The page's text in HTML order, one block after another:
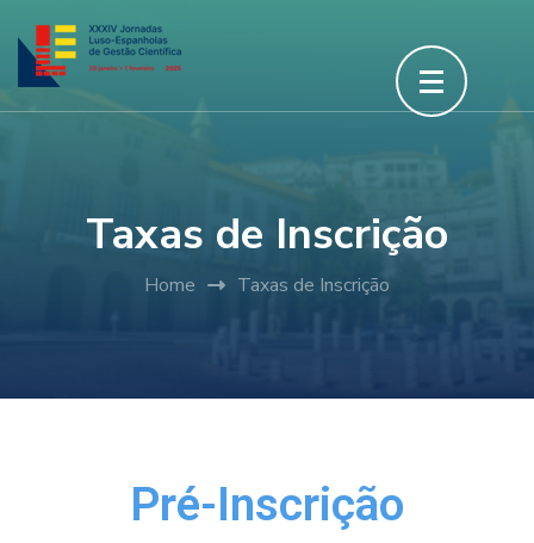
Taxas de Inscrição
Home Taxas de Inscrição
Pré-Inscrição